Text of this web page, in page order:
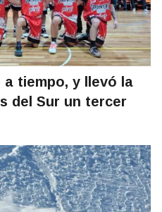
a tiempo, y llevó la
del Sur un tercer